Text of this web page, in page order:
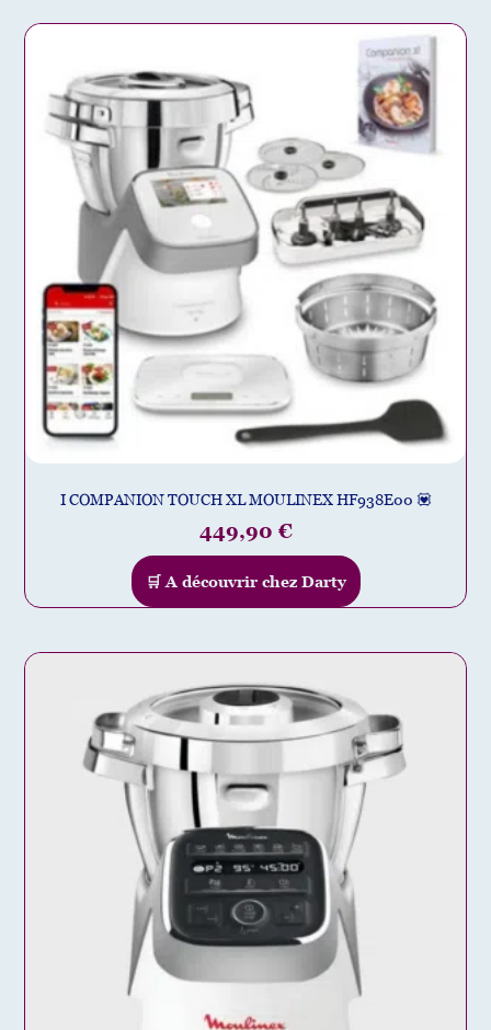
I COMPANION TOUCH XL MOULINEX HF938E00 💟
449,90 €
🛒 A découvrir chez Darty